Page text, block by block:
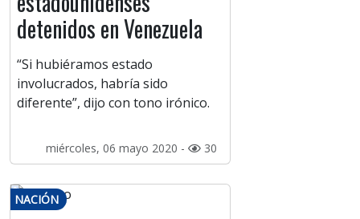
detenidos en Venezuela
“Si hubiéramos estado
involucrados, habría sido
diferente”, dijo con tono irónico.
miércoles, 06 mayo 2020 - 30
NACIÓN